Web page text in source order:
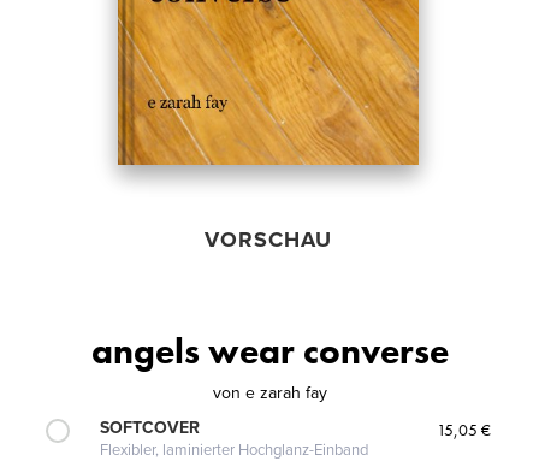
VORSCHAU
angels wear converse
von e zarah fay
SOFTCOVER
Flexibler, laminierter Hochglanz-Einband
15,05 €